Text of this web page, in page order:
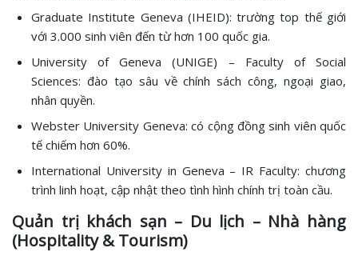
Graduate Institute Geneva (IHEID): trường top thế giới
với 3.000 sinh viên đến từ hơn 100 quốc gia.
University of Geneva (UNIGE) – Faculty of Social
Sciences: đào tạo sâu về chính sách công, ngoại giao,
nhân quyền.
Webster University Geneva: có cộng đồng sinh viên quốc
tế chiếm hơn 60%.
International University in Geneva – IR Faculty: chương
trình linh hoạt, cập nhật theo tình hình chính trị toàn cầu.
Quản trị khách sạn – Du lịch – Nhà hàng
(Hospitality & Tourism)